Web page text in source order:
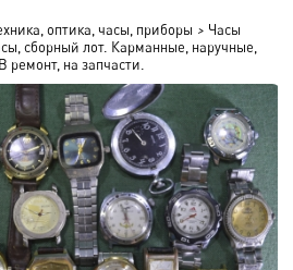
оптика, часы, приборы > Часы
сборный лот. Карманные, наручные,
на запчасти.